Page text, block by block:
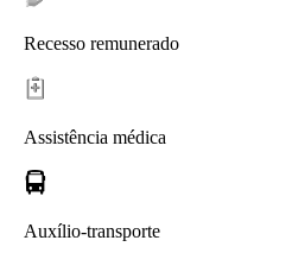
Recesso remunerado
Assistência médica
Auxílio-transporte